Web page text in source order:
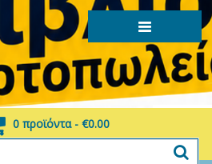
0 προϊόντα - €0.00